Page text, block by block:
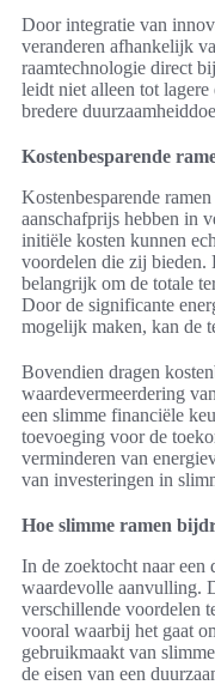
Door integratie van
veranderen afhankelijk
raamtechnologie direct
leidt niet alleen tot
bredere
Kostenbesparende
Kostenbesparende
aanschafprijs hebben in
initiële kosten kunnen
voordelen die zij bieden.
belangrijk om de totale
Door de significante
mogelijk maken, kan de
Bovendien dragen
waardevermeerdering
een slimme financiële
toevoeging voor de
verminderen van
van investeringen in
Hoe slimme ramen
In de zoektocht naar een
waardevolle aanvulling.
verschillende voordelen
vooral waarbij het gaat
gebruikmaakt van
de eisen van een